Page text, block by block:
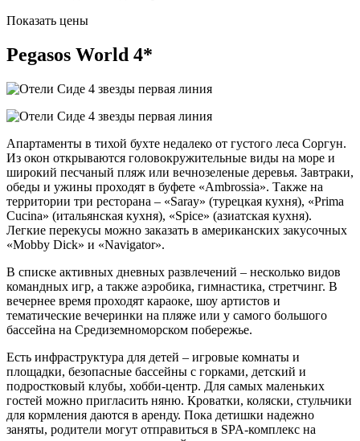
Показать цены
Pegasos World 4*
Апартаменты в тихой бухте недалеко от густого леса Соргун.
Из окон открываются головокружительные виды на море и
широкий песчаный пляж или вечнозеленые деревья. Завтраки,
обеды и ужины проходят в буфете «Ambrossia». Также на
территории три ресторана – «Saray» (турецкая кухня), «Prima
Cucina» (итальянская кухня), «Spice» (азиатская кухня).
Легкие перекусы можно заказать в американских закусочных
«Mobby Dick» и «Navigator».
В списке активных дневных развлечений – несколько видов
командных игр, а также аэробика, гимнастика, стретчинг. В
вечернее время проходят караоке, шоу артистов и
тематические вечеринки на пляже или у самого большого
бассейна на Средиземноморском побережье.
Есть инфраструктура для детей – игровые комнаты и
площадки, безопасные бассейны с горками, детский и
подростковый клубы, хобби-центр. Для самых маленьких
гостей можно пригласить няню. Кроватки, коляски, стульчики
для кормления даются в аренду. Пока детишки надежно
заняты, родители могут отправиться в SPA-комплекс на